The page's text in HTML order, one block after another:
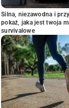
Silna, niezawodna i
pokaż, jaka jest twoja
survivalowe